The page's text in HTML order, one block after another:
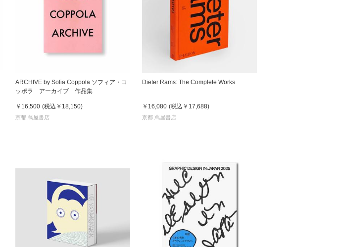
ARCHIVE by Sofia Coppola ソフィア・コ
ッポラ アーカイブ 作品集
￥16,500 (税込 ￥18,150)
京都 蔦屋書店
Dieter Rams: The Complete Works
￥16,080 (税込 ￥17,688)
京都 蔦屋書店